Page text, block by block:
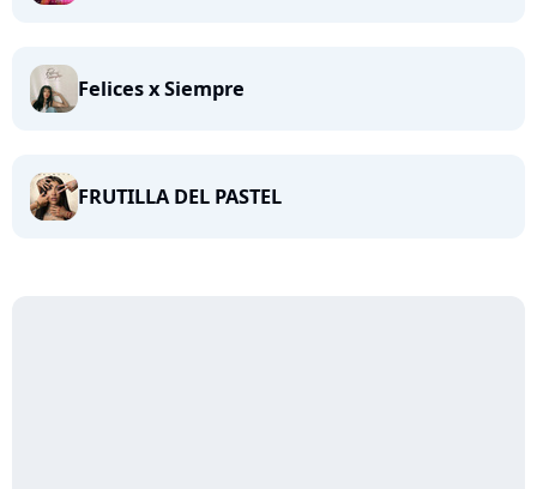
Felices x Siempre
FRUTILLA DEL PASTEL